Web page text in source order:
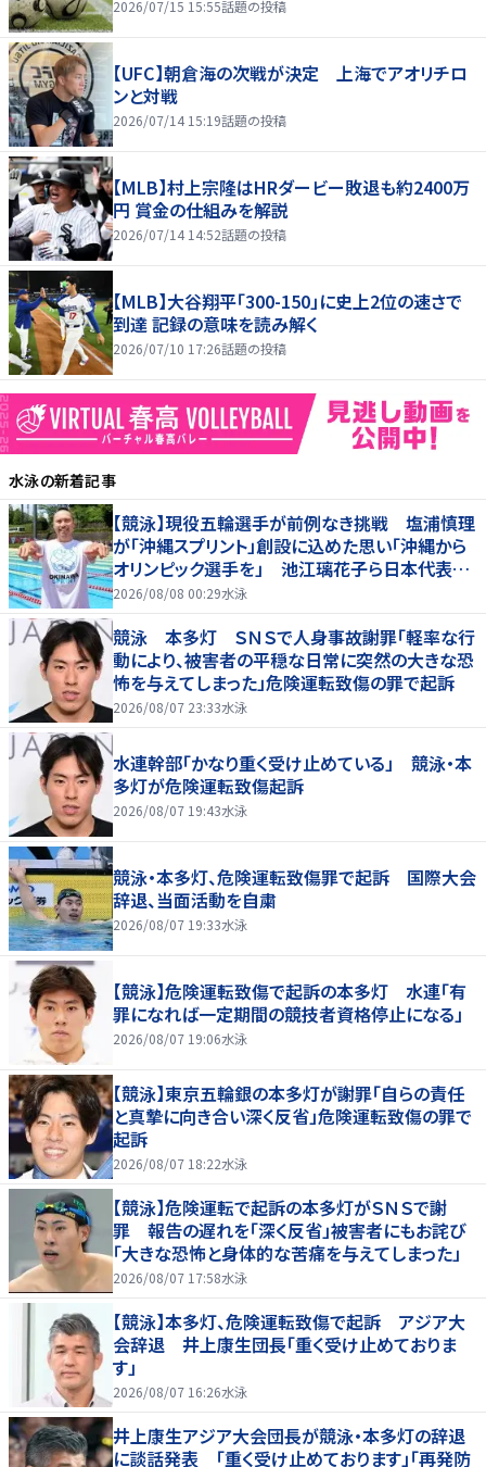
2026/07/15 15:55話題の投稿
【UFC】朝倉海の次戦が決定 上海でアオリチロ
ンと対戦
2026/07/14 15:19話題の投稿
【MLB】村上宗隆はHRダービー敗退も約2400万
円 賞金の仕組みを解説
2026/07/14 14:52話題の投稿
【MLB】大谷翔平「300-150」に史上2位の速さで
到達 記録の意味を読み解く
2026/07/10 17:26話題の投稿
水泳の新着記事
【競泳】現役五輪選手が前例なき挑戦 塩浦慎理
が「沖縄スプリント」創設に込めた思い「沖縄から
オリンピック選手を」 池江璃花子ら日本代表も
参戦
2026/08/08 00:29水泳
競泳 本多灯 ＳＮＳで人身事故謝罪「軽率な行
動により、被害者の平穏な日常に突然の大きな恐
怖を与えてしまった」危険運転致傷の罪で起訴
2026/08/07 23:33水泳
水連幹部「かなり重く受け止めている」 競泳・本
多灯が危険運転致傷起訴
2026/08/07 19:43水泳
競泳・本多灯、危険運転致傷罪で起訴 国際大会
辞退、当面活動を自粛
2026/08/07 19:33水泳
【競泳】危険運転致傷で起訴の本多灯 水連「有
罪になれば一定期間の競技者資格停止になる」
2026/08/07 19:06水泳
【競泳】東京五輪銀の本多灯が謝罪「自らの責任
と真摯に向き合い深く反省」危険運転致傷の罪で
起訴
2026/08/07 18:22水泳
【競泳】危険運転で起訴の本多灯がＳＮＳで謝
罪 報告の遅れを「深く反省」被害者にもお詫び
「大きな恐怖と身体的な苦痛を与えてしまった」
2026/08/07 17:58水泳
【競泳】本多灯、危険運転致傷で起訴 アジア大
会辞退 井上康生団長「重く受け止めておりま
す」
2026/08/07 16:26水泳
井上康生アジア大会団長が競泳・本多灯の辞退
に談話発表 「重く受け止めております」「再発防